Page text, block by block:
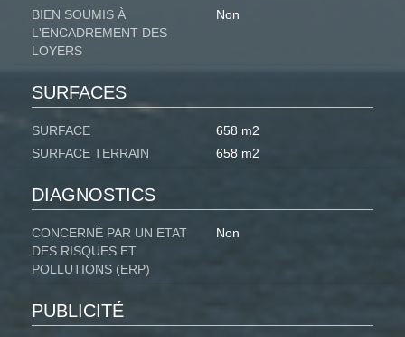
BIEN SOUMIS À
L'ENCADREMENT DES
LOYERS
Non
SURFACES
SURFACE
658 m2
SURFACE TERRAIN
658 m2
DIAGNOSTICS
CONCERNÉ PAR UN ETAT
DES RISQUES ET
POLLUTIONS (ERP)
Non
PUBLICITÉ